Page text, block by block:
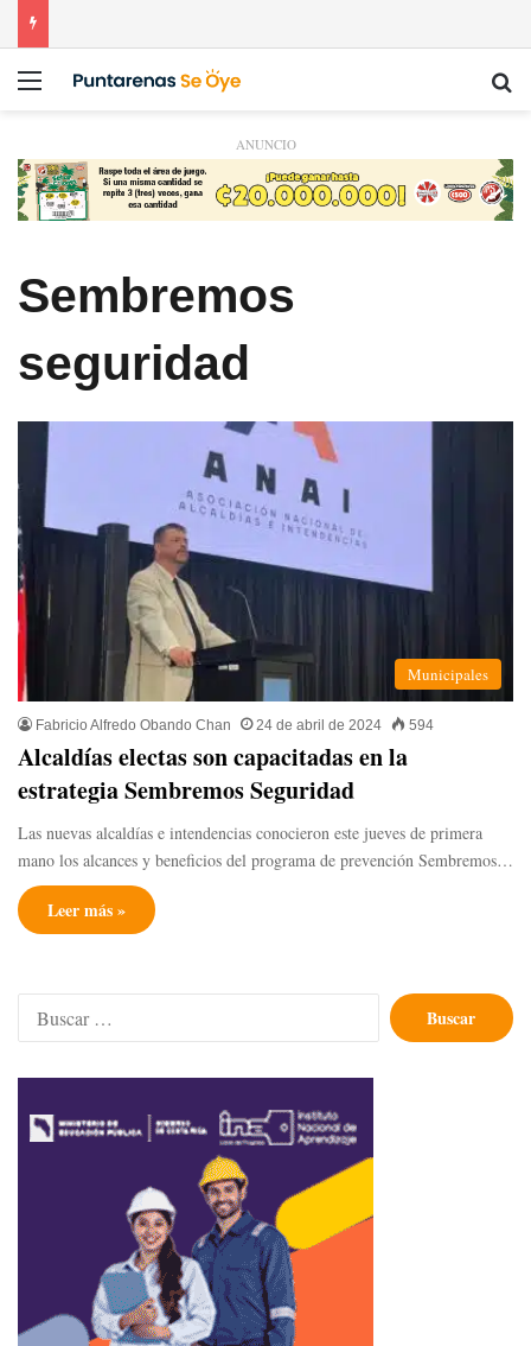
Menú
ANUNCIO
Sembremos
seguridad
Municipales
Fabricio Alfredo Obando Chan 24 de abril de 2024 594
Alcaldías electas son capacitadas en la
estrategia Sembremos Seguridad
Las nuevas alcaldías e intendencias conocieron este jueves de primera
mano los alcances y beneficios del programa de prevención Sembremos…
Leer más »
Buscar: